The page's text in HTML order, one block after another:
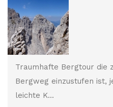
Traumhafte Bergtour die
Bergweg einzustufen ist,
leichte K...